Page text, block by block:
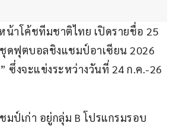
าโค้ชทีมชาติไทย เปิดรายชื่อ 25
ดฟุตบอลชิงแชมป์อาเซียน 2026
ซึ่งจะแข่งระหว่างวันที่ 24 ก.ค.-26
ป์เก่า อยู่กลุ่ม B โปรแกรมรอบ